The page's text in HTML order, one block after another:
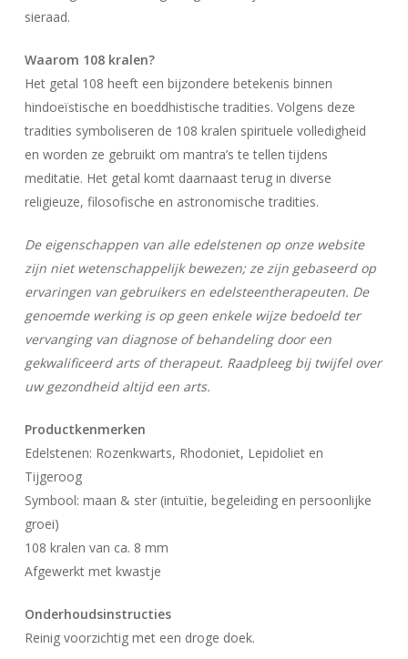
Geen producten in uw winkelwagen.
Go To Shop
sieraad.
Waarom 108 kralen?
Het getal 108 heeft een bijzondere betekenis binnen
hindoeïstische en boeddhistische tradities. Volgens deze
tradities symboliseren de 108 kralen spirituele volledigheid
en worden ze gebruikt om mantra’s te tellen tijdens
meditatie. Het getal komt daarnaast terug in diverse
religieuze, filosofische en astronomische tradities.
De eigenschappen van alle edelstenen op onze website
zijn niet wetenschappelijk bewezen; ze zijn gebaseerd op
ervaringen van gebruikers en edelsteentherapeuten. De
genoemde werking is op geen enkele wijze bedoeld ter
vervanging van diagnose of behandeling door een
gekwalificeerd arts of therapeut. Raadpleeg bij twijfel over
uw gezondheid altijd een arts.
Productkenmerken
Edelstenen: Rozenkwarts, Rhodoniet, Lepidoliet en
Tijgeroog
Symbool: maan & ster (intuïtie, begeleiding en persoonlijke
groei)
108 kralen van ca. 8 mm
Afgewerkt met kwastje
Onderhoudsinstructies
Reinig voorzichtig met een droge doek.